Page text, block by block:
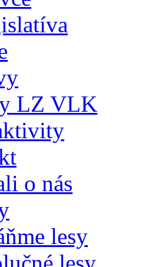
LZ VLK
o nás
lesy